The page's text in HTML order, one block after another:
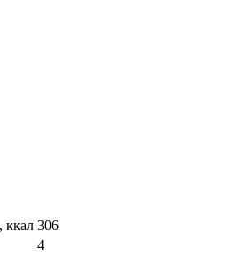
ккал 306
4